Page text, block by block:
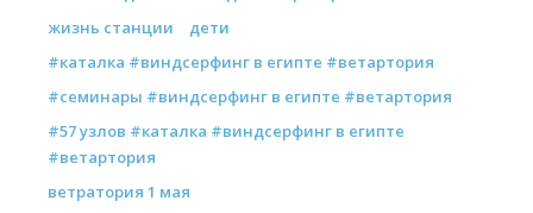
жизнь станции
дети
#каталка #виндсерфинг в египте #ветартория
#семинары #виндсерфинг в египте #ветартория
#57 узлов #каталка #виндсерфинг в египте
#ветартория
ветратория 1 мая